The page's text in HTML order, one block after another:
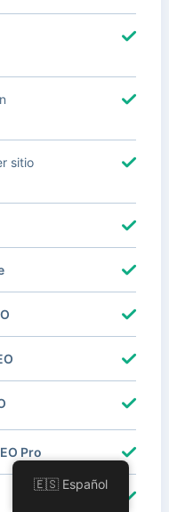
sitio
Pro
🇪🇸 Español